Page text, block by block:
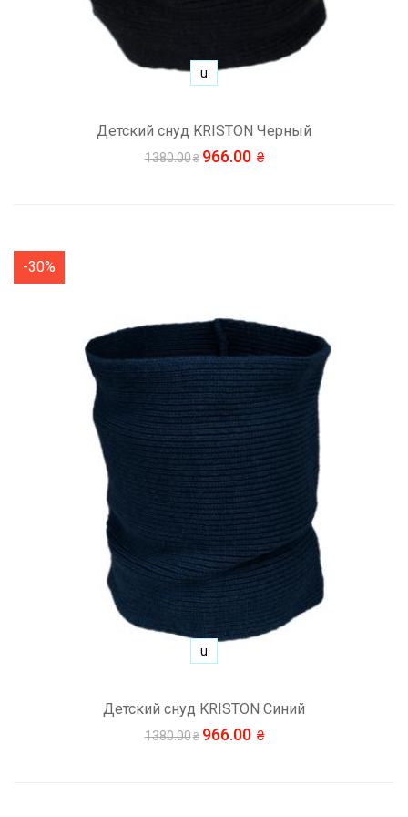
Детский снуд KRISTON Черный
1380.00 966.00
u
-30%
Детский снуд KRISTON Синий
1380.00 966.00
u